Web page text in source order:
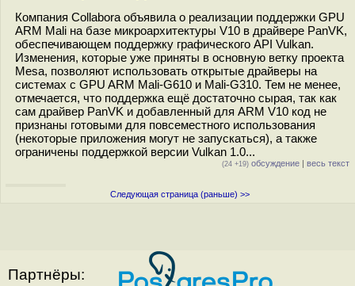
Компания Collabora объявила о реализации поддержки GPU
ARM Mali на базе микроархитектуры V10 в драйвере PanVK,
обеспечивающем поддержку графического API Vulkan.
Изменения, которые уже приняты в основную ветку проекта
Mesa, позволяют использовать открытые драйверы на
системах с GPU ARM Mali-G610 и Mali-G310. Тем не менее,
отмечается, что поддержка ещё достаточно сырая, так как
сам драйвер PanVK и добавленный для ARM V10 код не
признаны готовыми для повсеместного использования
(некоторые приложения могут не запускаться), а также
ограничены поддержкой версии Vulkan 1.0...
(24 +19) обсуждение | весь текст
Следующая страница (раньше) >>
Партнёры: